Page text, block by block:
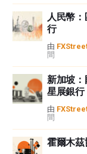
FXStreet和作者不提
性不作任何陳述。
或損害由此資訊及其顯
FXStreet並非註冊投
人民幣
行
由
間
新加坡：
星展銀行
由
間
霍爾木